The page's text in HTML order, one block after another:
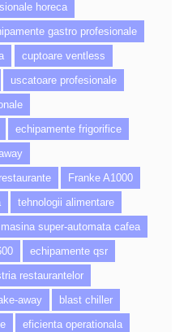
horeca
gastro profesionale
cuptoare ventless
uscatoare profesionale
echipamente frigorifice
restaurante
Franke A1000
tehnologii alimentare
masina super-automata cafea
echipamente qsr
restaurantelor
away
blast chiller
eficienta operationala